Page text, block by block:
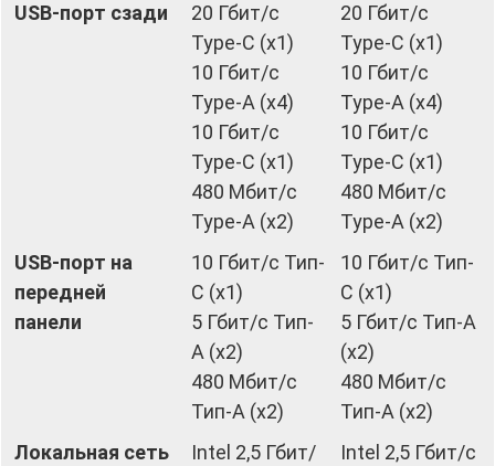
USB-порт сзади
20 Гбит/с
Type-C (x1)
10 Гбит/с
Type-A (x4)
10 Гбит/с
Type-C (x1)
480 Мбит/с
Type-A (x2)
20 Гбит/с
Type-C (x1)
10 Гбит/с
Type-A (x4)
10 Гбит/с
Type-C (x1)
480 Мбит/с
Type-A (x2)
USB-порт на
передней
панели
10 Гбит/с Тип-
C (x1)
5 Гбит/с Тип-
A (x2)
480 Мбит/с
Тип-A (x2)
10 Гбит/с Тип-
C (x1)
5 Гбит/с Тип-A
(x2)
480 Мбит/с
Тип-A (x2)
Локальная сеть
Intel 2,5 Гбит/
Intel 2,5 Гбит/с